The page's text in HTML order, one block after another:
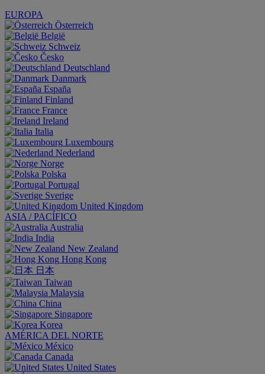
EUROPA
Österreich
België
Schweiz
Česko
Deutschland
Danmark
España
Finland
France
Ireland
Italia
Luxembourg
Nederland
Norge
Polska
Portugal
Sverige
United Kingdom
ASIA / PACÍFICO
Australia
India
New Zealand
Hong Kong
日本
Taiwan
Malaysia
China
Singapore
Korea
AMÉRICA DEL NORTE
México
Canada
United States